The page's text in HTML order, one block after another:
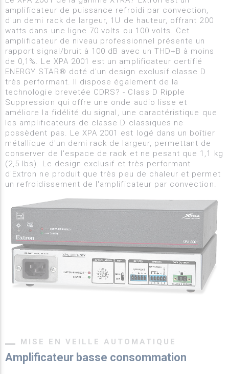
amplificateur de puissance refroidi par convection,
d'un demi rack de largeur, 1U de hauteur, offrant 200
watts dans une ligne 70 volts ou 100 volts. Cet
amplificateur de niveau professionnel présente un
rapport signal/bruit à 100 dB avec un THD+B à moins
de 0,1%. Le XPA 2001 est un amplificateur certifié
ENERGY STAR® doté d'un design exclusif classe D
très performant. Il dispose également de la
technologie brevetée CDRS? - Class D Ripple
Suppression qui offre une onde audio lisse et
améliore la fidélité du signal, une caractéristique que
les amplificateurs de classe D classiques ne
possèdent pas. Le XPA 2001 est logé dans un boîtier
métallique d'un demi rack de largeur, permettant de
conserver de l'espace de rack et ne pesant que 1,1 kg
(2,5 lbs). Le design exclusif et très performant
d'Extron ne produit que très peu de chaleur et permet
un refroidissement de l'amplificateur par convection.
MISE EN VEILLE AUTOMATIQUE
Amplificateur basse consommation